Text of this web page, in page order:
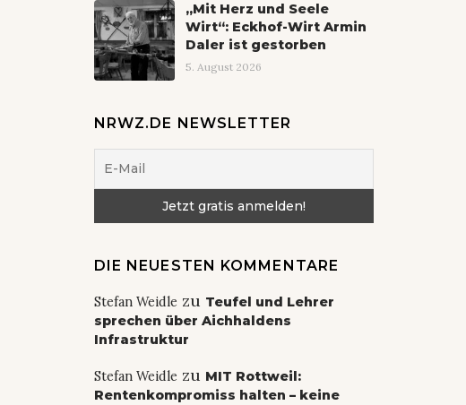
„Mit Herz und Seele
Wirt“: Eckhof-Wirt Armin
Daler ist gestorben
5. August 2026
NRWZ.DE NEWSLETTER
DIE NEUESTEN KOMMENTARE
Stefan Weidle zu Teufel und Lehrer
sprechen über Aichhaldens
Infrastruktur
Stefan Weidle zu MIT Rottweil:
Rentenkompromiss halten – keine